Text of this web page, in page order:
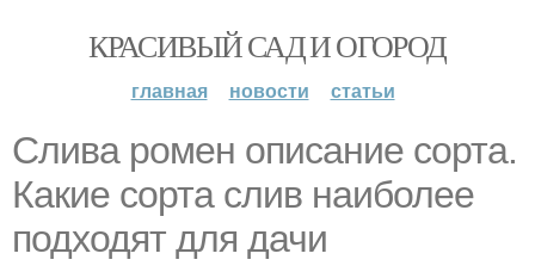
КРАСИВЫЙ САД И ОГОРОД
главная новости статьи
Слива ромен описание сорта.
Какие сорта слив наиболее
подходят для дачи